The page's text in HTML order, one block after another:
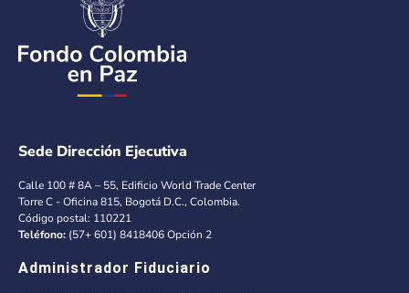
Sede Dirección Ejecutiva
Calle 100 # 8A – 55, Edificio World Trade Center
Torre C - Oficina 815, Bogotá D.C., Colombia.
Código postal: 110221
Teléfono: (57+ 601) 8418406 Opción 2
Administrador Fiduciario